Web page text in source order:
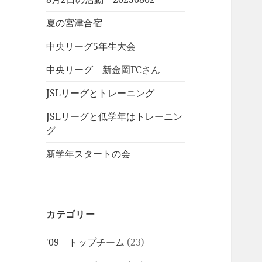
夏の宮津合宿
中央リーグ5年生大会
中央リーグ 新金岡FCさん
JSLリーグとトレーニング
JSLリーグと低学年はトレーニン
グ
新学年スタートの会
カテゴリー
'09 トップチーム (23)